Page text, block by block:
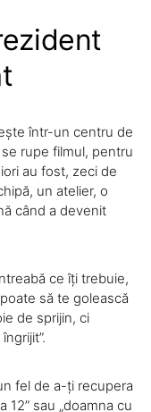
într-un centru de
rupe filmul, pentru
au fost, zeci de
un atelier, o
când a devenit
ce îți trebuie,
să te golească
de sprijin, ci
fel de a-ți recupera
12” sau „doamna cu